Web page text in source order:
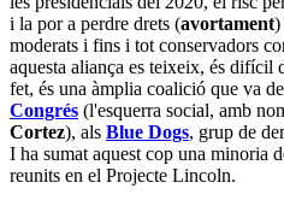
i la por a perdre drets (avortament)
moderats i fins i tot conservadors
aquesta aliança es teixeix, és difícil
fet, és una àmplia coalició que va
Congrés (l'esquerra social, amb
Cortez), als Blue Dogs, grup de
I ha sumat aquest cop una minoria
reunits en el Projecte Lincoln.